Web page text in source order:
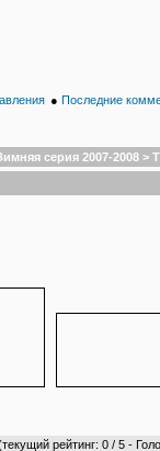
● Последние
серия 2007-2008 >
рейтинг: 0 / 5 -